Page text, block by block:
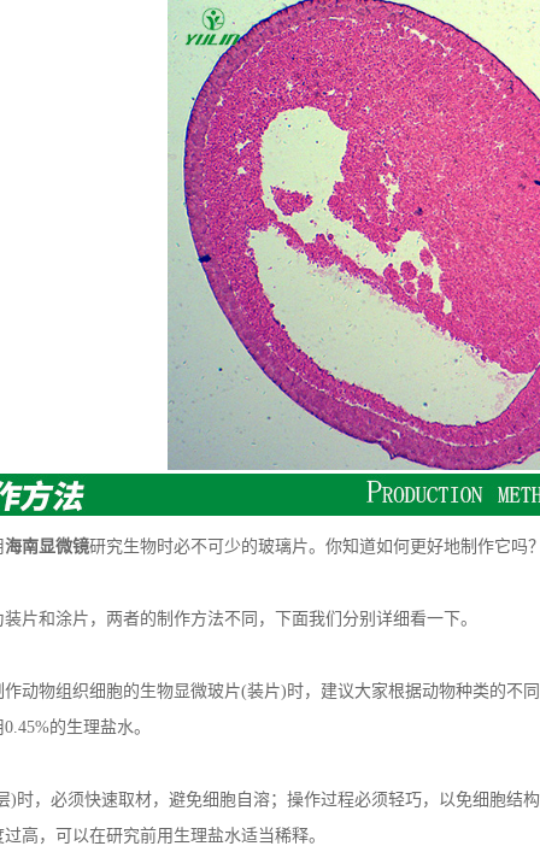
海南显微镜研究生物时必不可少的玻璃片。你知道如何更好地制作它吗
和涂片，两者的制作方法不同，下面我们分别详细看一下。
物组织细胞的生物显微玻片(装片)时，建议大家根据动物种类的不同
的生理盐水。
必须快速取材，避免细胞自溶；操作过程必须轻巧，以免细胞结
高，可以在研究前用生理盐水适当稀释。